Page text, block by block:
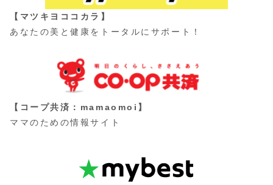
【マツキヨココカラ】
あなたの美と健康をトータルにサポート！
【コープ共済：mamaomoi】
ママのための情報サイト